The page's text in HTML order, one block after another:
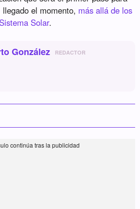
llegado el momento, más allá de los
Solar.
González REDACTOR